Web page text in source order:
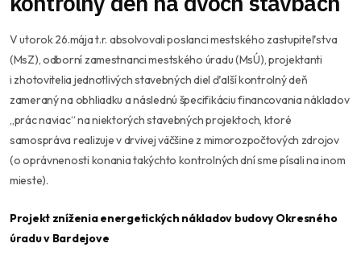
V utorok 26.mája t.r. absolvovali poslanci mestského zastupiteľstva
(MsZ), odborní zamestnanci mestského úradu (MsÚ), projektanti
i zhotovitelia jednotlivých stavebných diel ďalší kontrolný deň
zameraný na obhliadku a následnú špecifikáciu financovania nákladov
„prác naviac“ na niektorých stavebných projektoch, ktoré
samospráva realizuje v drvivej väčšine z mimorozpočtových zdrojov
(o oprávnenosti konania takýchto kontrolných dní sme písali na inom
mieste).
Projekt zníženia energetických nákladov budovy Okresného
úradu v Bardejove